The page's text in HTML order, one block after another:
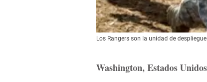
Los Rangers son la unidad de
Washington, Estados